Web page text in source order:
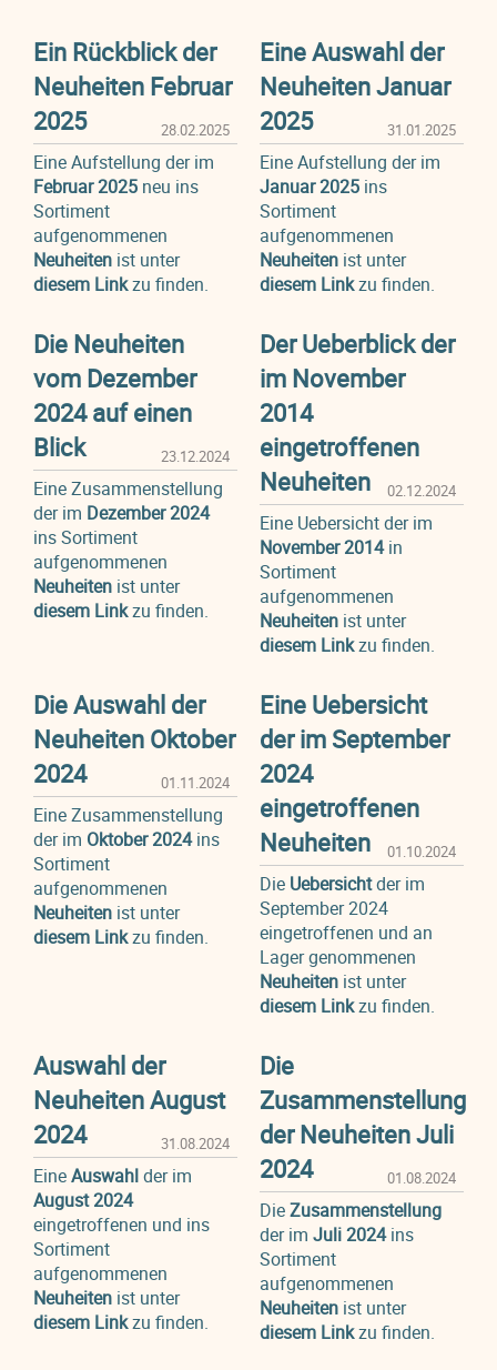
Ein Rückblick der
Neuheiten Februar
2025
28.02.2025
Eine Aufstellung der im
Februar 2025 neu ins
Sortiment
aufgenommenen
Neuheiten ist unter
diesem Linkzu finden.
Eine Auswahl der
Neuheiten Januar
2025
31.01.2025
Eine Aufstellung der im
Januar 2025ins
Sortiment
aufgenommenen
Neuheitenist unter
diesem Linkzu finden.
Die Neuheiten
vom Dezember
2024 auf einen
Blick
23.12.2024
Eine Zusammenstellung
der im Dezember 2024
ins Sortiment
aufgenommenen
Neuheiten ist unter
diesem Linkzu finden.
Der Ueberblick der
im November
2014
eingetroffenen
Neuheiten
02.12.2024
Eine Uebersicht der im
November 2014in
Sortiment
aufgenommenen
Neuheitenist unter
diesem Linkzu finden.
Die Auswahl der
Neuheiten Oktober
2024
01.11.2024
Eine Zusammenstellung
der im Oktober 2024 ins
Sortiment
aufgenommenen
Neuheiten ist unter
diesem Linkzu finden.
Eine Uebersicht
der im September
2024
eingetroffenen
Neuheiten
01.10.2024
Die Uebersichtder im
September 2024
eingetroffenen und an
Lager genommenen
Neuheitenist unter
diesem Linkzu finden.
Auswahl der
Neuheiten August
2024
31.08.2024
EineAuswahlder im
August 2024
eingetroffenen und ins
Sortiment
aufgenommenen
Neuheiten ist unter
diesem Linkzu finden.
Die
Zusammenstellung
der Neuheiten Juli
2024
01.08.2024
DieZusammenstellung
der im Juli 2024ins
Sortiment
aufgenommenen
Neuheitenist unter
diesem Linkzu finden.